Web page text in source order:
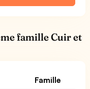
famille Cuir et
Famille